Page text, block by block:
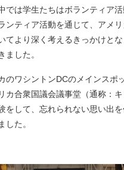
では学生たちはボランティア
ンティア活動を通じて、アメ
てより深く考えるきっかけと
ました。
のワシントンDCのメインスポ
カ合衆国議会議事堂（通称：
をして、忘れられない思い出
した。